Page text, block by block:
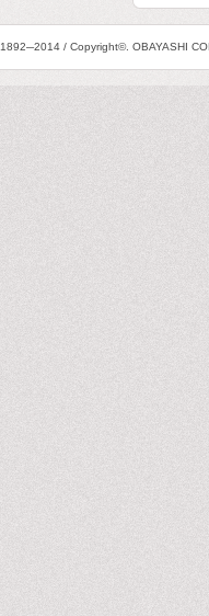
/ Copyright©. OBAYASHI